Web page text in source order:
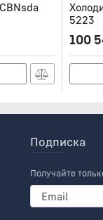
5223
100
Подписка
Получайте